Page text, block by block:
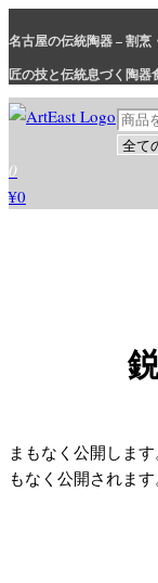
ン
テ
ン
ツ
ス
キ
名古屋の伝統陶器 – 割
匠の技と伝統息づく陶器
和食器・洋食器通
業務用から個人用
とめ買いがお得です
0
¥0
まもなく公開しま
もなく公開されます